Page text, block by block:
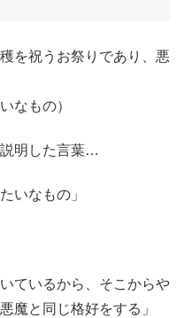
を祝うお祭りであり、悪
なもの）
明した言葉…
いなもの」
ているから、そこからや
魔と同じ格好をする」